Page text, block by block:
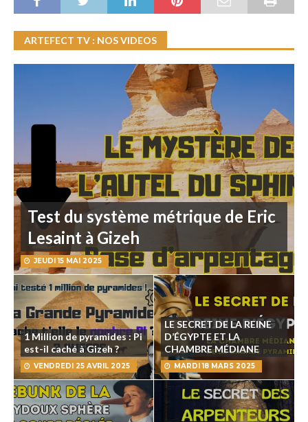
ARTEFECT TV : NOS VIDEOS
Test du système métrique de Eric
Lesaint à Gizeh
JEUDI 15 MAI 2025
1 Million de pyramides : Pi
est-il caché à Gizeh ?
VENDREDI 25 AVRIL 2025
LE SECRET DE LA REINE
D’ÉGYPTE ET LA
CHAMBRE MÉDIANE
MARDI 18 MARS 2025